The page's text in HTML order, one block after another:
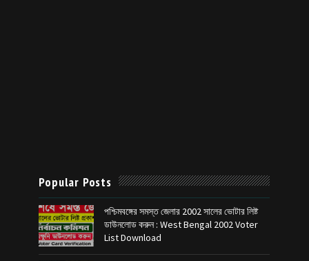
Popular Posts
পশ্চিমবঙ্গের সমস্ত জেলার 2002 সালের ভোটার লিষ্ট
ডাউনলোড করুন : West Bengal 2002 Voter
List Download